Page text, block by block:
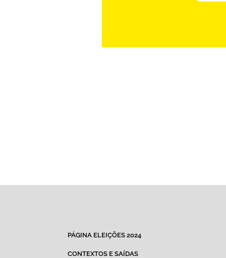
PÁGINA ELEIÇÕES 2024
CONTEXTOS E SAÍDAS